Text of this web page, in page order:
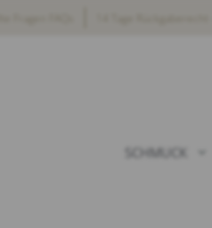
SCHMUCK